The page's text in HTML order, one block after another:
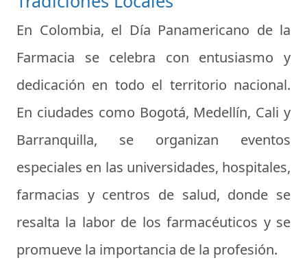
En Colombia, el Día Panamericano de la
Farmacia se celebra con entusiasmo y
dedicación en todo el territorio nacional.
En ciudades como Bogotá, Medellín, Cali y
Barranquilla, se organizan eventos
especiales en las universidades, hospitales,
farmacias y centros de salud, donde se
resalta la labor de los farmacéuticos y se
promueve la importancia de la profesión.